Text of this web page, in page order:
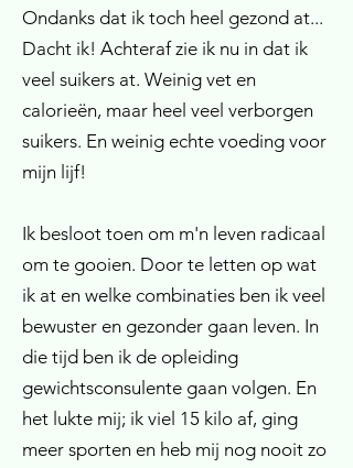
Ondanks dat ik toch heel gezond at...
Dacht ik! Achteraf zie ik nu in dat ik
veel suikers at. Weinig vet en
calorieën, maar heel veel verborgen
suikers. En weinig echte voeding voor
mijn lijf!
Ik besloot toen om m'n leven radicaal
om te gooien. Door te letten op wat
ik at en welke combinaties ben ik veel
bewuster en gezonder gaan leven. In
die tijd ben ik de opleiding
gewichtsconsulente gaan volgen. En
het lukte mij; ik viel 15 kilo af, ging
meer sporten en heb mij nog nooit zo